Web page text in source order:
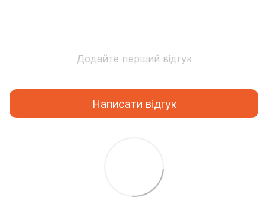
Додайте перший відгук
Написати відгук